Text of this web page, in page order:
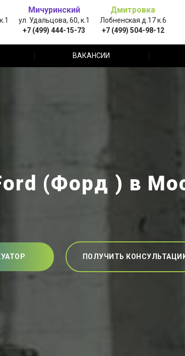
Мичуринский
ул. Удальцова, 60, к.1
+7 (499) 444-15-73
Дмитровка
Лобненская д.17 к.6
+7 (499) 504-98-12
ВАКАНСИИ
(Форд ) в
ПОЛУЧИТЬ